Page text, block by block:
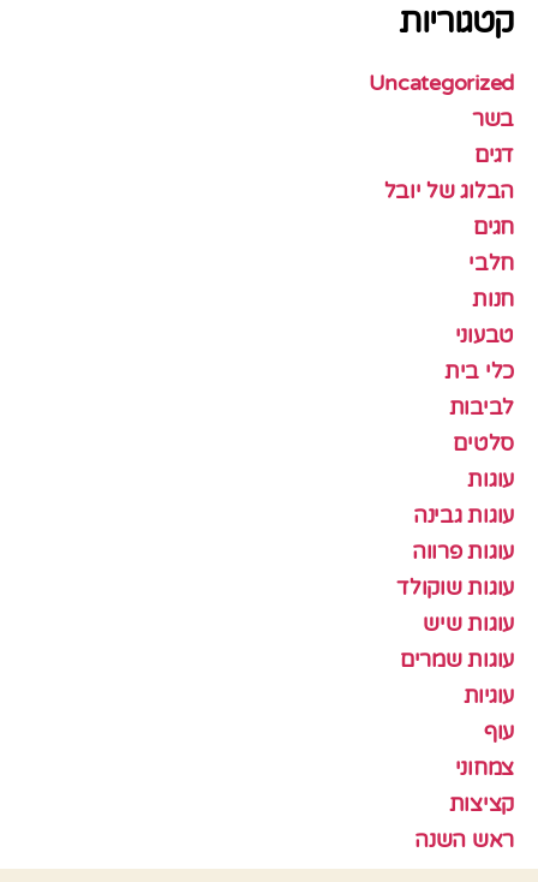
קטגוריות
Uncategorized
בשר
דגים
הבלוג של יובל
חגים
חלבי
חנות
טבעוני
כלי בית
לביבות
סלטים
עוגות
עוגות גבינה
עוגות פרווה
עוגות שוקולד
עוגות שיש
עוגות שמרים
עוגיות
עוף
צמחוני
קציצות
ראש השנה
תבניות אפיה